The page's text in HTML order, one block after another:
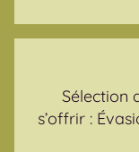
Sélection
s’offrir :